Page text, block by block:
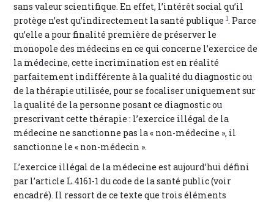
sans valeur scientifique. En effet, l’intérêt social qu’il
protège n’est qu’indirectement la santé publique 1. Parce
qu’elle a pour finalité première de préserver le
monopole des médecins en ce qui concerne l’exercice de
la médecine, cette incrimination est en réalité
parfaitement indifférente à la qualité du diagnostic ou
de la thérapie utilisée, pour se focaliser uniquement sur
la qualité de la personne posant ce diagnostic ou
prescrivant cette thérapie : l’exercice illégal de la
médecine ne sanctionne pas la « non-médecine », il
sanctionne le « non-médecin ».
L’exercice illégal de la médecine est aujourd’hui défini
par l’article L.4161-1 du code de la santé public (voir
encadré). Il ressort de ce texte que trois éléments